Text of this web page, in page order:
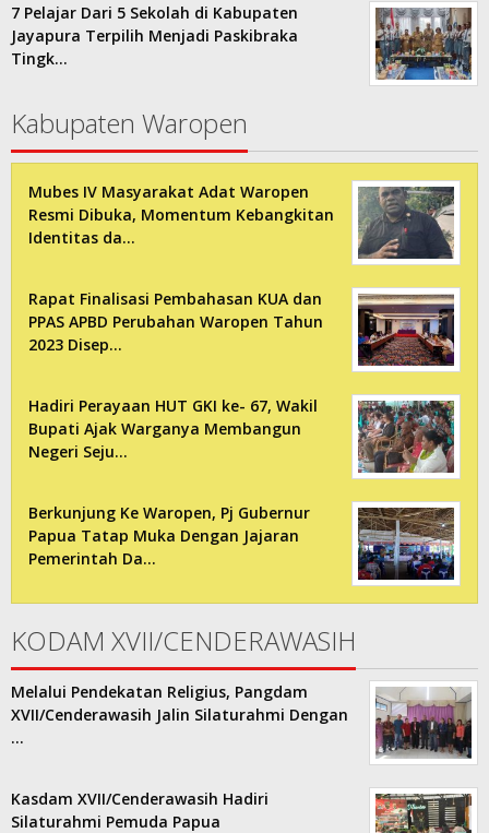
7 Pelajar Dari 5 Sekolah di Kabupaten
Jayapura Terpilih Menjadi Paskibraka
Tingk…
Kabupaten Waropen
Mubes IV Masyarakat Adat Waropen
Resmi Dibuka, Momentum Kebangkitan
Identitas da…
Rapat Finalisasi Pembahasan KUA dan
PPAS APBD Perubahan Waropen Tahun
2023 Disep…
Hadiri Perayaan HUT GKI ke- 67, Wakil
Bupati Ajak Warganya Membangun
Negeri Seju…
Berkunjung Ke Waropen, Pj Gubernur
Papua Tatap Muka Dengan Jajaran
Pemerintah Da…
KODAM XVII/CENDERAWASIH
Melalui Pendekatan Religius, Pangdam
XVII/Cenderawasih Jalin Silaturahmi Dengan
…
Kasdam XVII/Cenderawasih Hadiri
Silaturahmi Pemuda Papua